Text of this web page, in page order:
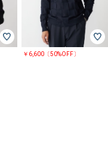
￥6,600〔50%OFF〕